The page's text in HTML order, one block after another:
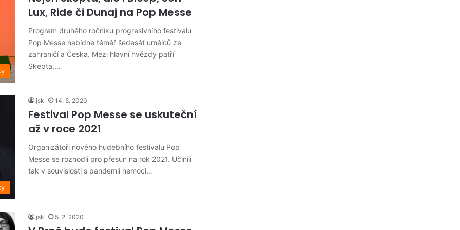
Lux, Ride či Dunaj na Pop Messe
Program druhého ročníku progresivního festivalu
Pop Messe nabídne téměř šedesát umělců ze
zahraničí a Česka. Mezi hlavní hvězdy patří
Skepta,…
jsk 14. 5. 2020
Festival Pop Messe se uskuteční
až v roce 2021
Organizátoři nového hudebního festivalu Pop
Messe se rozhodli pro přesun na rok 2021. Učinili
tak v souvislosti s pandemií nemoci…
jsk 5. 2. 2020